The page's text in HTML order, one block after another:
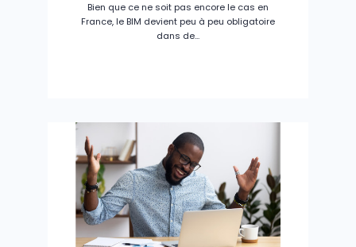
Bien que ce ne soit pas encore le cas en
France, le BIM devient peu à peu obligatoire
dans de...